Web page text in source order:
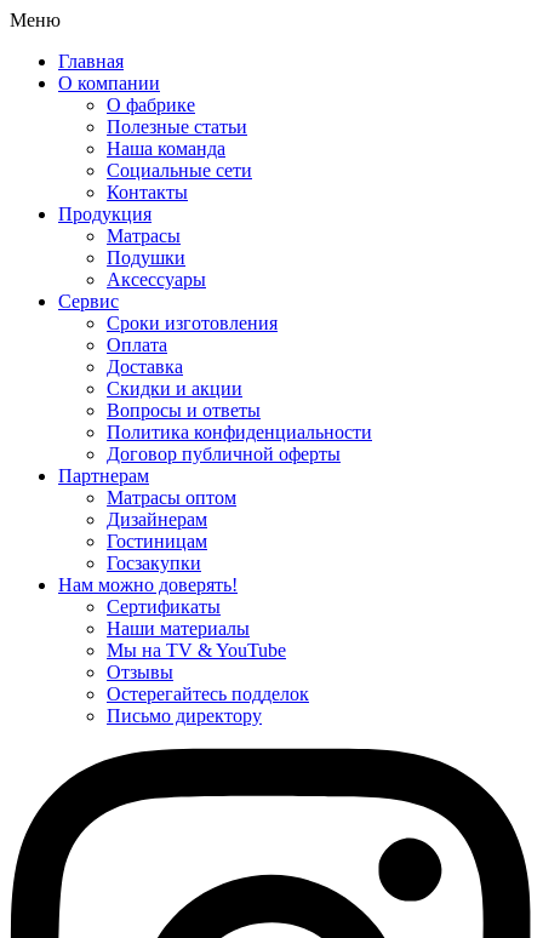
Меню
Главная
О компании
О фабрике
Полезные статьи
Наша команда
Социальные сети
Контакты
Продукция
Матрасы
Подушки
Аксессуары
Сервис
Сроки изготовления
Оплата
Доставка
Скидки и акции
Вопросы и ответы
Политика конфиденциальности
Договор публичной оферты
Партнерам
Матрасы оптом
Дизайнерам
Гостиницам
Госзакупки
Нам можно доверять!
Сертификаты
Наши материалы
Мы на TV & YouTube
Отзывы
Остерегайтесь подделок
Письмо директору